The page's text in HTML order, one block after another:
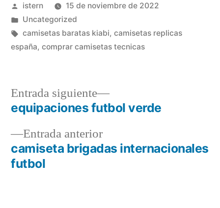
Publicado
por
istern
15 de noviembre de 2022
Publicado
en
Uncategorized
Etiquetas:
camisetas baratas kiabi, camisetas replicas
españa, comprar camisetas tecnicas
Navegación
de
entradas
Entrada anteriorEntrada
anterior:
camiseta brigadas internacionales
futbol
Entrada siguiente
Entrada
siguiente:
equipaciones futbol verde